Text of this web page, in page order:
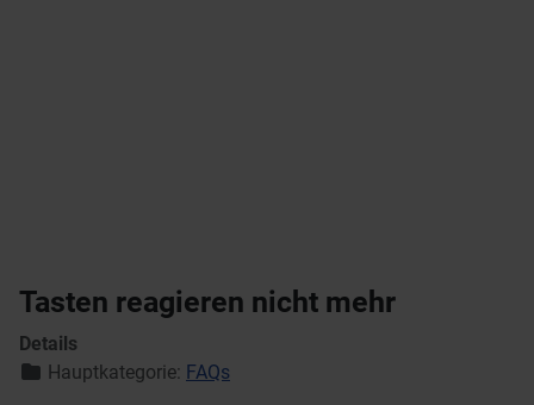
Tasten reagieren nicht mehr
Details
Hauptkategorie: FAQs